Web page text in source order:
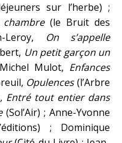
sur l’herbe) ;
(le Bruit des
Leroy,
On s’appelle
Un petit garçon un
Mulot, Enfances
Opulences(l’Arbre
Entré tout entier dans
(Sol’Air) ; Anne-Yvonne
; Dominique